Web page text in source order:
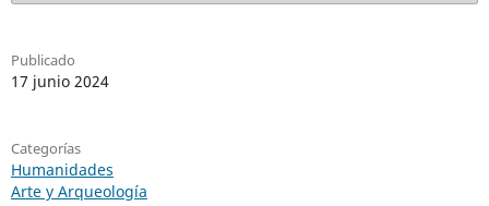
Publicado
17 junio 2024
Categorías
Humanidades
Arte y Arqueología